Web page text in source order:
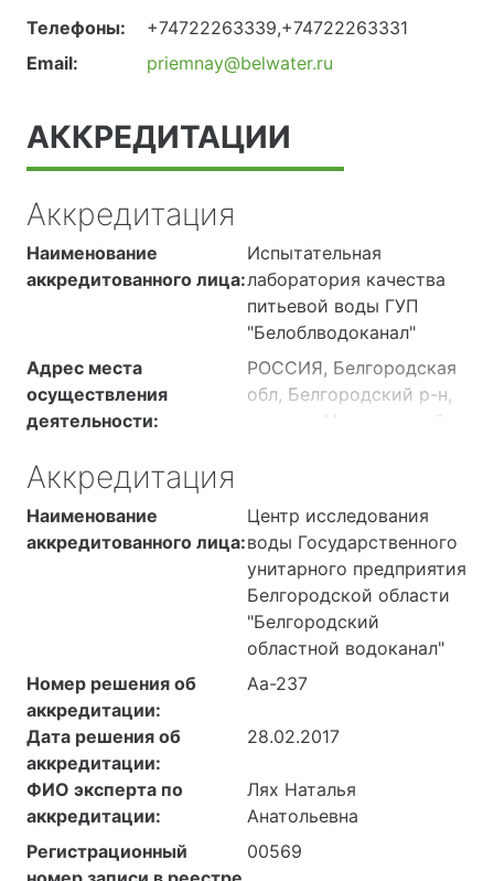
Телефоны:
+74722263339,+74722263331
Email:
priemnay@belwater.ru
АККРЕДИТАЦИИ
Аккредитация
Наименование
аккредитованного лица:
Испытательная
лаборатория качества
питьевой воды ГУП
"Белоблводоканал"
Адрес места
осуществления
деятельности:
РОССИЯ, Белгородская
обл, Белгородский р-н,
поселок Новосадовый,
водозабора, стр.1.
Аккредитация
Наименование
аккредитованного лица:
Центр исследования
воды Государственного
унитарного предприятия
Белгородской области
"Белгородский
областной водоканал"
Номер решения об
аккредитации:
Аа-237
Дата решения об
аккредитации:
28.02.2017
ФИО эксперта по
аккредитации:
Лях Наталья
Анатольевна
Регистрационный
00569